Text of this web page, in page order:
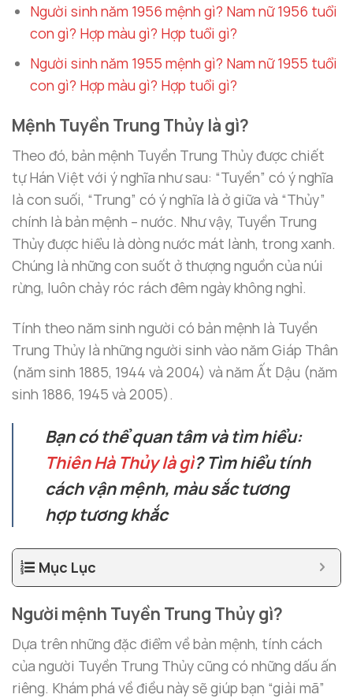
Người sinh năm 1956 mệnh gì? Nam nữ 1956 tuổi
con gì? Hợp màu gì? Hợp tuổi gì?
Người sinh năm 1955 mệnh gì? Nam nữ 1955 tuổi
con gì? Hợp màu gì? Hợp tuổi gì?
Mệnh Tuyền Trung Thủy là gì?
Theo đó, bản mệnh Tuyền Trung Thủy được chiết
tự Hán Việt với ý nghĩa như sau: “Tuyền” có ý nghĩa
là con suối, “Trung” có ý nghĩa là ở giữa và “Thủy”
chính là bản mệnh – nước. Như vậy, Tuyền Trung
Thủy được hiểu là dòng nước mát lành, trong xanh.
Chúng là những con suốt ở thượng nguồn của núi
rừng, luôn chảy róc rách đêm ngày không nghỉ.
Tính theo năm sinh người có bản mệnh là Tuyền
Trung Thủy là những người sinh vào năm Giáp Thân
(năm sinh 1885, 1944 và 2004) và năm Ất Dậu (năm
sinh 1886, 1945 và 2005).
Bạn có thể quan tâm và tìm hiểu:
Thiên Hà Thủy là gì? Tìm hiểu tính
cách vận mệnh, màu sắc tương
hợp tương khắc
Mục Lục
Người mệnh Tuyền Trung Thủy gì?
Dựa trên những đặc điểm về bản mệnh, tính cách
của người Tuyền Trung Thủy cũng có những dấu ấn
riêng. Khám phá về điều này sẽ giúp bạn “giải mã”